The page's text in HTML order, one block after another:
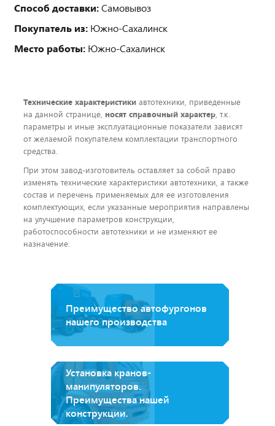
Способ доставки:Самовывоз
Покупатель из: Южно-Сахалинск
Место работы: Южно-Сахалинск
Технические характеристики автотехники, приведенные
на данной странице, носят справочный характер, т.к.
параметры и иные эксплуатационные показатели зависят
от желаемой покупателем комплектации транспортного
средства.
При этом завод-изготовитель оставляет за собой право
изменять технические характеристики автотехники, а также
состав и перечень применяемых для ее изготовления
комплектующих, если указанные мероприятия направлены
на улучшение параметров конструкции,
работоспособности автотехники и не изменяют ее
назначение.
Преимущество автофургонов
нашего производства
Установка кранов-
манипуляторов.
Преимущества нашей
конструкции.